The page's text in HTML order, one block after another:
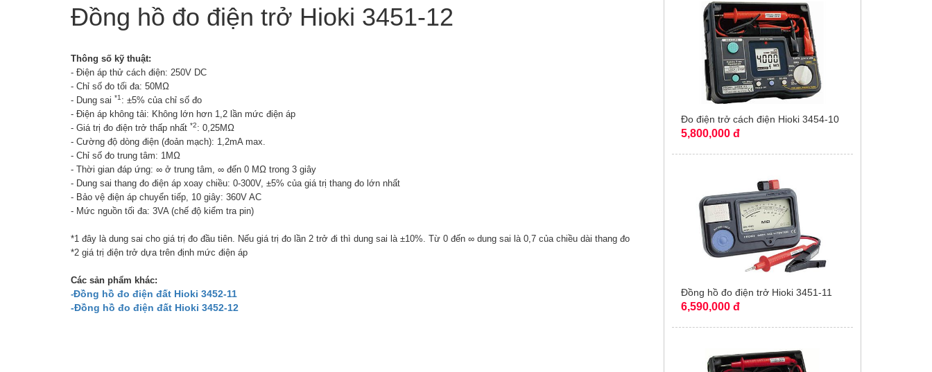
Đồng hồ đo điện trở Hioki 3451-12
Thông số kỹ thuật:
- Điện áp thử cách điện: 250V DC
- Chỉ số đo tối đa: 50MΩ
- Dung sai *1 : ±5% của chỉ số đo
- Điện áp không tải: Không lớn hơn 1,2 lần mức điện áp
- Giá trị đo điện trở thấp nhất *2: 0,25MΩ
- Cường độ dòng điện (đoản mạch): 1,2mA max.
- Chỉ số đo trung tâm: 1MΩ
- Thời gian đáp ứng: ∞ ở trung tâm, ∞ đến 0 MΩ trong 3 giây
- Dung sai thang đo điện áp xoay chiều: 0-300V, ±5% của giá trị thang đo lớn nhất
- Bảo vệ điện áp chuyển tiếp, 10 giây: 360V AC
- Mức nguồn tối đa: 3VA (chế độ kiểm tra pin)
*1 đây là dung sai cho giá trị đo đầu tiên. Nếu giá trị đo lần 2 trở đi thì dung sai là ±10%. Từ 0 đến ∞ dung sai là 0,7 của chiều dài thang đo
*2 giá trị điện trở dựa trên định mức điện áp
Các sản phẩm khác:
-Đồng hồ đo điện đất Hioki 3452-11
-Đồng hồ đo điện đất Hioki 3452-12
Đo điện trở cách điện Hioki 3454-10
5,800,000 đ
Đồng hồ đo điện trở Hioki 3451-11
6,590,000 đ